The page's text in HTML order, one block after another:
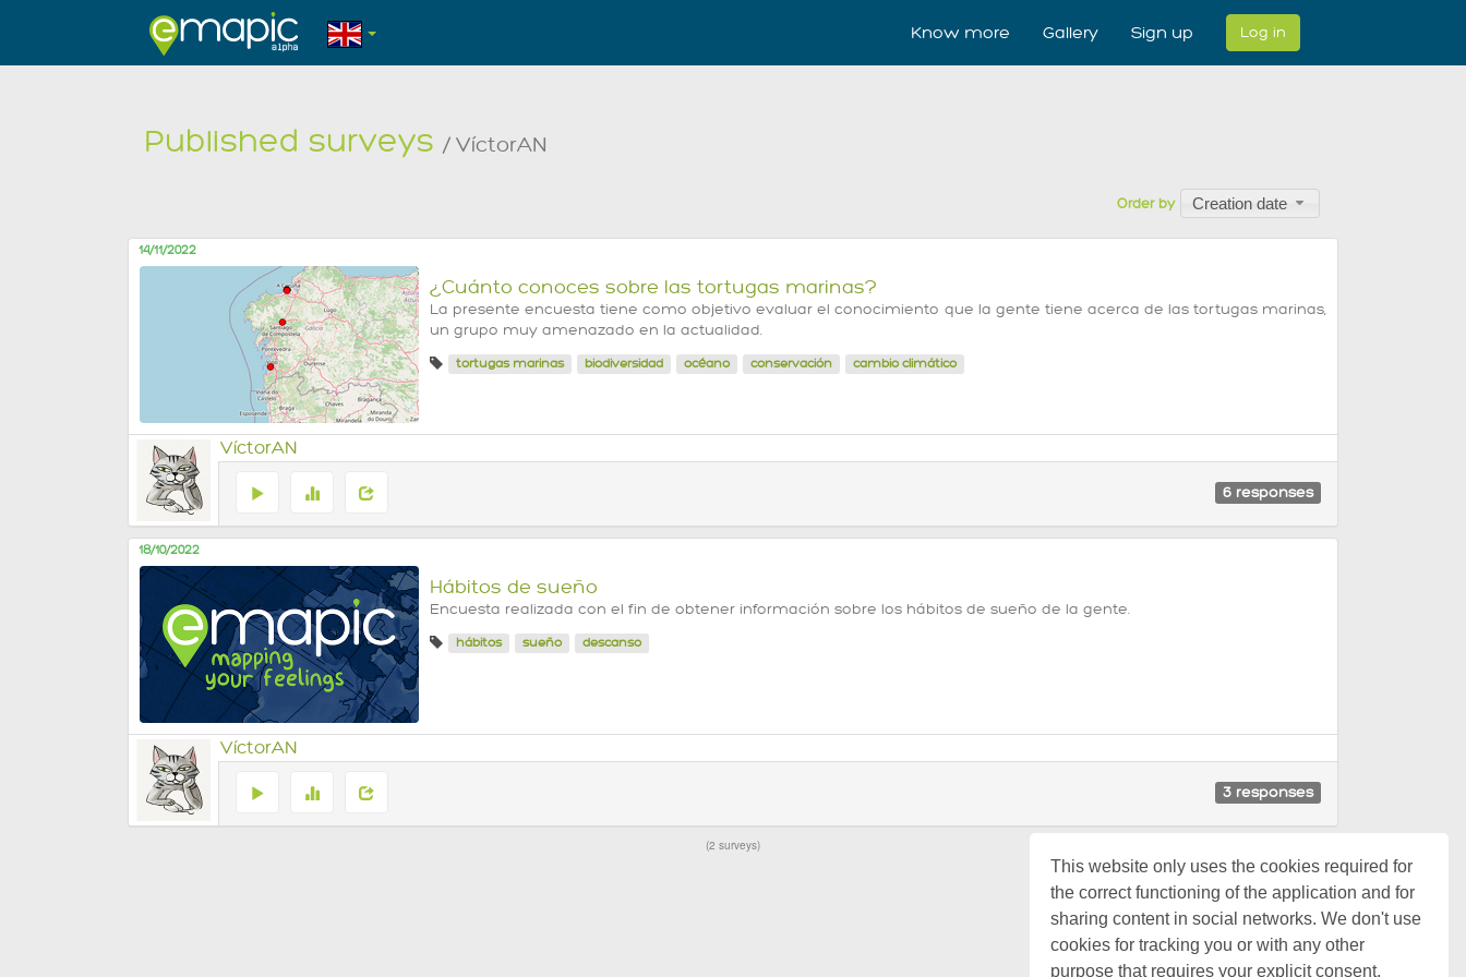
This website only uses the cookies required for
the correct functioning of the application and for
sharing content in social networks. We don't use
cookies for tracking you or with any other
purpose that requires your explicit consent.
Know more Gallery Sign up Log in
Published surveys / VíctorAN
Order by Creation date
14/11/2022
¿Cuánto conoces sobre las tortugas marinas?
La presente encuesta tiene como objetivo evaluar el conocimiento que la gente tiene acerca de las tortugas marinas,
un grupo muy amenazado en la actualidad.
tortugas marinas biodiversidad océano conservación cambio climático
VíctorAN
6 responses
18/10/2022
Hábitos de sueño
Encuesta realizada con el fin de obtener información sobre los hábitos de sueño de la gente.
hábitos sueño descanso
VíctorAN
3 responses
2 surveys